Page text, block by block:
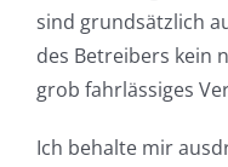
sind grundsätzlich
des Betreibers kein
grob fahrlässiges
Ich behalte mir